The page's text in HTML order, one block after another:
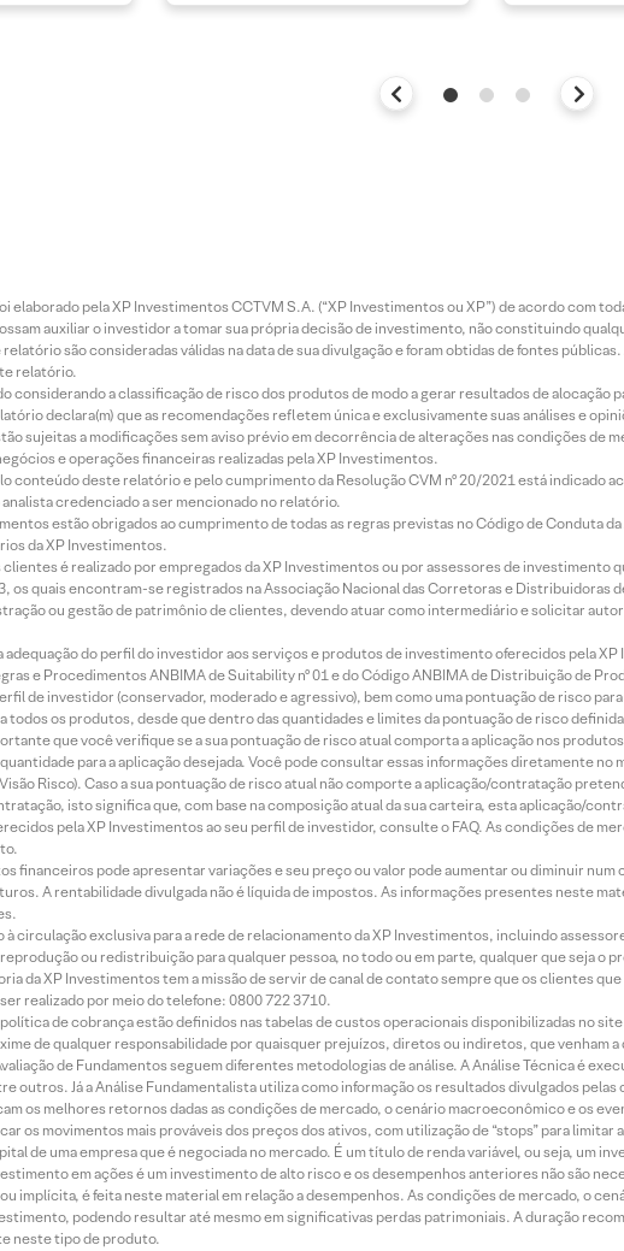
elaborado pela XP Investimentos CCTVM S.A. (“XP Investimentos ou XP”) de acordo com
auxiliar o investidor a tomar sua própria decisão de investimento, não constituindo
são consideradas válidas na data de sua divulgação e foram obtidas de fontes
relatório.
considerando a classificação de risco dos produtos de modo a gerar resultados de alocação
declara(m) que as recomendações refletem única e exclusivamente suas análises e
sujeitas a modificações sem aviso prévio em decorrência de alterações nas condições de
e operações financeiras realizadas pela XP Investimentos.
conteúdo deste relatório e pelo cumprimento da Resolução CVM nº 20/2021 está indicado
credenciado a ser mencionado no relatório.
estão obrigados ao cumprimento de todas as regras previstas no Código de Conduta
da XP Investimentos.
é realizado por empregados da XP Investimentos ou por assessores de investimento
os quais encontram-se registrados na Associação Nacional das Corretoras e Distribuidoras
ou gestão de patrimônio de clientes, devendo atuar como intermediário e solicitar
adequação do perfil do investidor aos serviços e produtos de investimento oferecidos pela
e Procedimentos ANBIMA de Suitability nº 01 e do Código ANBIMA de Distribuição de
de investidor (conservador, moderado e agressivo), bem como uma pontuação de risco
todos os produtos, desde que dentro das quantidades e limites da pontuação de risco
que você verifique se a sua pontuação de risco atual comporta a aplicação nos
para a aplicação desejada. Você pode consultar essas informações diretamente no
Risco). Caso a sua pontuação de risco atual não comporte a aplicação/contratação
isto significa que, com base na composição atual da sua carteira, esta aplicação/
pela XP Investimentos ao seu perfil de investidor, consulte o FAQ. As condições de
financeiros pode apresentar variações e seu preço ou valor pode aumentar ou diminuir
A rentabilidade divulgada não é líquida de impostos. As informações presentes neste
circulação exclusiva para a rede de relacionamento da XP Investimentos, incluindo
reprodução ou redistribuição para qualquer pessoa, no todo ou em parte, qualquer que seja
da XP Investimentos tem a missão de servir de canal de contato sempre que os clientes
realizado por meio do telefone: 0800 722 3710.
de cobrança estão definidos nas tabelas de custos operacionais disponibilizadas no
de qualquer responsabilidade por quaisquer prejuízos, diretos ou indiretos, que venham
de Fundamentos seguem diferentes metodologias de análise. A Análise Técnica é
outros. Já a Análise Fundamentalista utiliza como informação os resultados divulgados
os melhores retornos dadas as condições de mercado, o cenário macroeconômico e os
os movimentos mais prováveis dos preços dos ativos, com utilização de “stops” para limitar
de uma empresa que é negociada no mercado. É um título de renda variável, ou seja, um
em ações é um investimento de alto risco e os desempenhos anteriores não são
implícita, é feita neste material em relação a desempenhos. As condições de mercado, o
podendo resultar até mesmo em significativas perdas patrimoniais. A duração
neste tipo de produto.